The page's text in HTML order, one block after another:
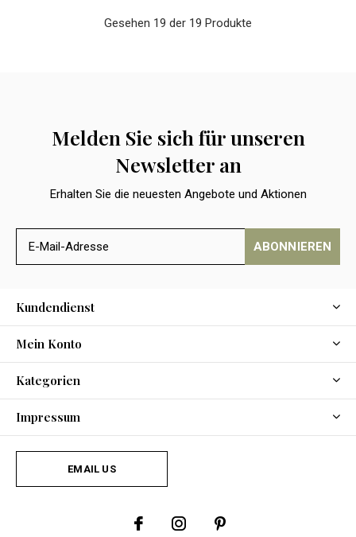
Gesehen 19 der 19 Produkte
Melden Sie sich für unseren
Newsletter an
Erhalten Sie die neuesten Angebote und Aktionen
ABONNIEREN
Kundendienst
Mein Konto
Kategorien
Impressum
EMAIL US